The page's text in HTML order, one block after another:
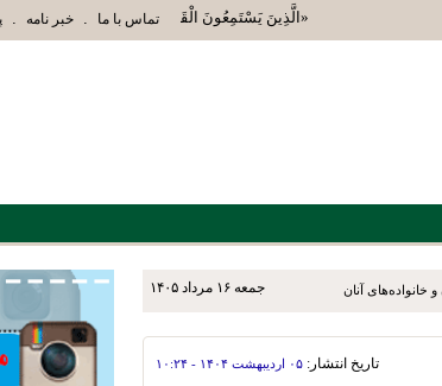
«الَّذِينَ يَسْتَمِعُونَ الْقَوْلَ فَيَتَّبِعُونَ أَحْسَنَهُ أُوْلَئِكَ
تماس با ما . خبر نامه .
جمعه ۱۶ مرداد ۱۴۰۵
تاریخ انتشار: ۰۵ ارديبهشت ۱۴۰۴ - ۱۰:۲۴